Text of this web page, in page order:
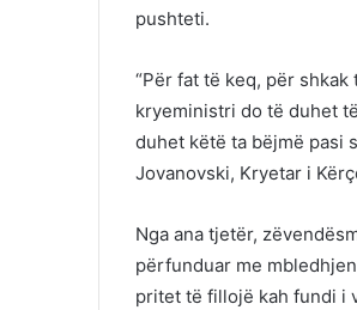
pushteti.
“Për fat të keq, për
kryeministri do të duhet
duhet këtë ta bëjmë pasi
Jovanovski, Kryetar i
Nga ana tjetër,
përfunduar me
pritet të fillojë kah fundi i